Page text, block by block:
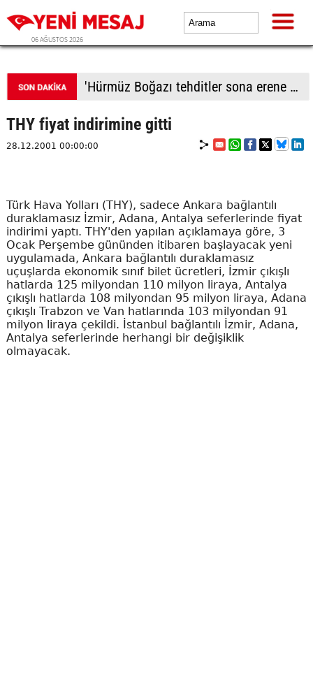
06 AĞUSTOS 2026
'Hürmüz Boğazı tehditler sona erene kadar kapalı kalacak'
THY fiyat indirimine gitti
28.12.2001 00:00:00
Türk Hava Yolları (THY), sadece Ankara bağlantılı
duraklamasız İzmir, Adana, Antalya seferlerinde fiyat
indirimi yaptı. THY'den yapılan açıklamaya göre, 3
Ocak Perşembe gününden itibaren başlayacak yeni
uygulamada, Ankara bağlantılı duraklamasız
uçuşlarda ekonomik sınıf bilet ücretleri, İzmir çıkışlı
hatlarda 125 milyondan 110 milyon liraya, Antalya
çıkışlı hatlarda 108 milyondan 95 milyon liraya, Adana
çıkışlı Trabzon ve Van hatlarında 103 milyondan 91
milyon liraya çekildi. İstanbul bağlantılı İzmir, Adana,
Antalya seferlerinde herhangi bir değişiklik
olmayacak.